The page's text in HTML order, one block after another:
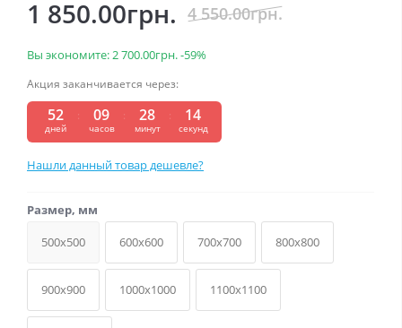
1 850.00грн. 4 550.00грн.
Вы экономите:2 700.00грн.-59%
Акция заканчивается через:
52
дней
: 09
часов
: 28
минут
: 13
секунд
Нашли данный товар дешевле?
Размер, мм
500x500
600x600 700x700 800x800
900x900 1000x1000 1100x1100